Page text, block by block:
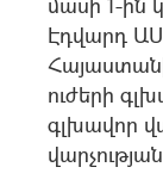
Էդվարդ
ուժերի
գլխավոր